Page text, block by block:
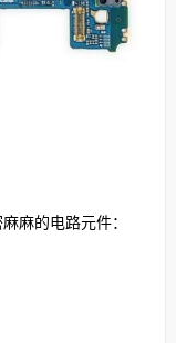
麻的电路元件：